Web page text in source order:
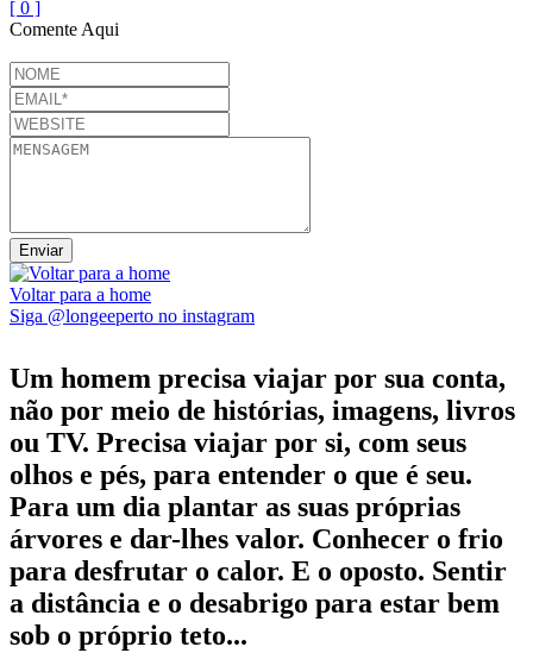
[ 0 ]
Comente Aqui
Voltar para a home
Siga @longeeperto no instagram
Um homem precisa viajar por sua conta,
não por meio de histórias, imagens, livros
ou TV. Precisa viajar por si, com seus
olhos e pés, para entender o que é seu.
Para um dia plantar as suas próprias
árvores e dar-lhes valor. Conhecer o frio
para desfrutar o calor. E o oposto. Sentir
a distância e o desabrigo para estar bem
sob o próprio teto...